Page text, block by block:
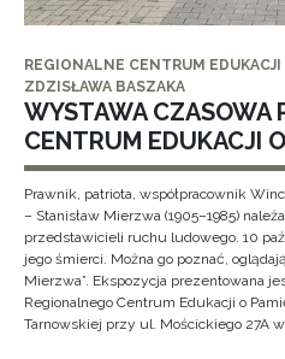
REGIONALNE CENTRUM
ZDZISŁAWA BASZAKA
WYSTAWA CZASOWA
CENTRUM EDUKACJI
Prawnik, patriota, współpracownik
– Stanisław Mierzwa (1905–1985)
przedstawicieli ruchu ludowego. 10
jego śmierci. Można go poznać,
Mierzwa”. Ekspozycja prezentowana
Regionalnego Centrum Edukacji o
Tarnowskiej przy ul. Mościckiego 27A